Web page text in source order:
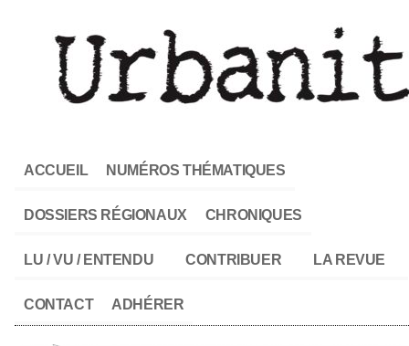
ACCUEIL NUMÉROS THÉMATIQUES
DOSSIERS RÉGIONAUX CHRONIQUES
LU / VU / ENTENDU CONTRIBUER LA REVUE
CONTACT ADHÉRER